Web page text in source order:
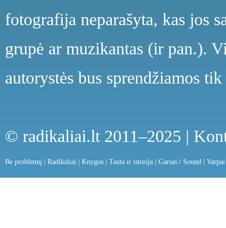
fotografija neparašyta, kas jos
grupė ar muzikantas (ir pan.).
autorystės bus sprendžiamos
© radikaliai.lt 2011–2025 |
Be problemų Radikaliai Knygos Tauta ir istorija Garsas / Sound Varpai